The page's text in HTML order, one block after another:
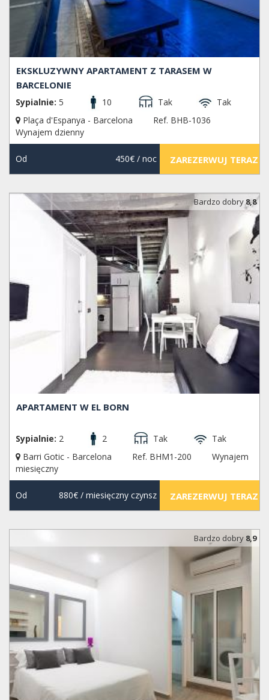
EKSKLUZYWNY APARTAMENT Z TARASEM W
BARCELONIE
Sypialnie: 5 10 Tak
Tak
Plaça d'Espanya - Barcelona
Ref. BHB-1036
Wynajem dzienny
Od 450€/ noc ZAREZERWUJ TERAZ
Bardzo dobry8,8
APARTAMENT W EL BORN
Sypialnie: 2 2 Tak
Tak
Barri Gotic - Barcelona
Ref. BHM1-200
Wynajem
miesięczny
Od 880€/ miesięczny czynsz ZAREZERWUJ TERAZ
Bardzo dobry 8,9